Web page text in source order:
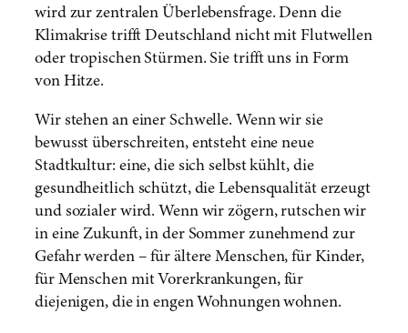
wird zur zentralen Überlebensfrage. Denn die
Klimakrise trifft Deutschland nicht mit Flutwellen
oder tropischen Stürmen. Sie trifft uns in Form
von Hitze.
Wir stehen an einer Schwelle. Wenn wir sie
bewusst überschreiten, entsteht eine neue
Stadtkultur: eine, die sich selbst kühlt, die
gesundheitlich schützt, die Lebensqualität erzeugt
und sozialer wird. Wenn wir zögern, rutschen wir
in eine Zukunft, in der Sommer zunehmend zur
Gefahr werden – für ältere Menschen, für Kinder,
für Menschen mit Vorerkrankungen, für
diejenigen, die in engen Wohnungen wohnen.